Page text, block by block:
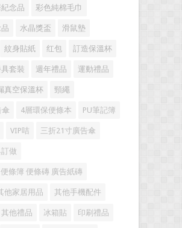
念品 彩色純棉毛巾
水晶獎盃 滑鼠墊
紋身貼紙 红包 訂造保溫杯
套裝 週年禮品 運動禮品
真空保溫杯 頸繩
傘 4層環保便條本 PU筆記簿
VIP咭 三折21寸廣告傘
做
條簿 便條磚 廣告紙磚
他家居用品 其他手機配件
其他禮品 冰箱貼 印刷禮品